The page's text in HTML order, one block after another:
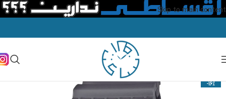
Skip to main content
-16%